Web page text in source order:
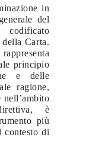
in
del
Carta.
principio
e delle
ragione,
nell’ambito
è
più
contesto di